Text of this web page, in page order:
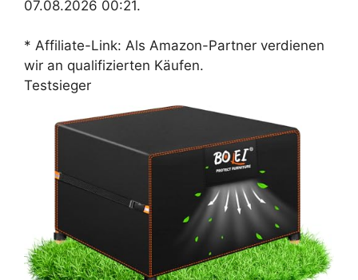
07.08.2026 00:21.
* Affiliate-Link: Als Amazon-Partner verdienen
wir an qualifizierten Käufen.
Testsieger